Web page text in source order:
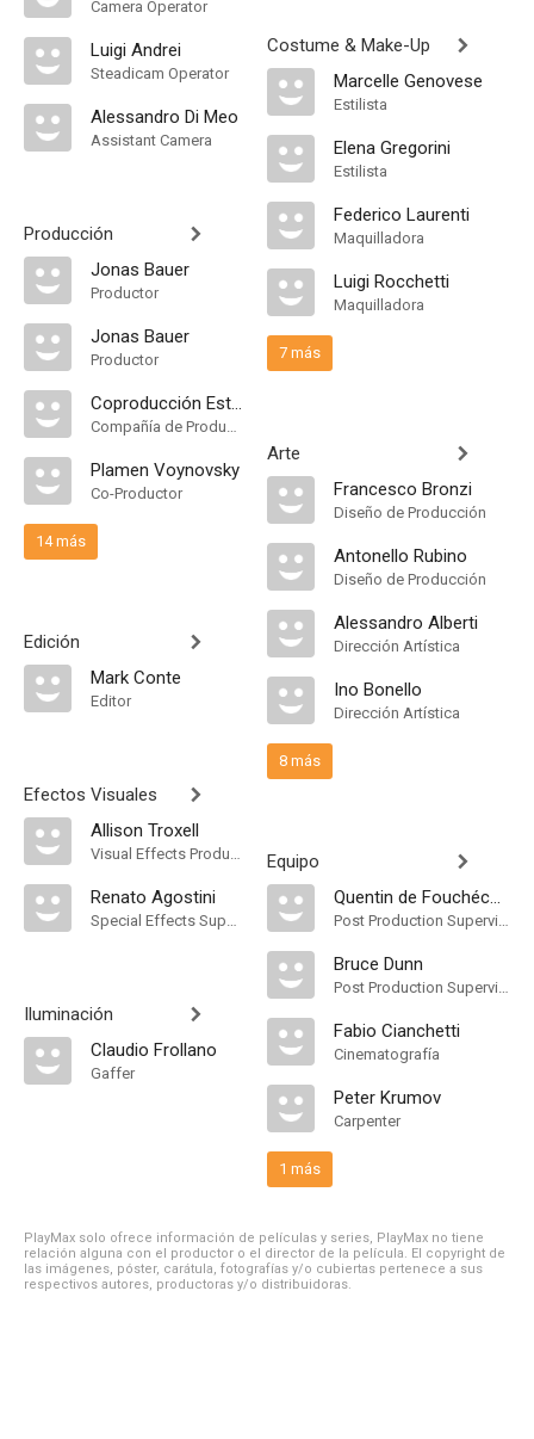
Camera Operator
Luigi Andrei
Steadicam Operator
Alessandro Di Meo
Assistant Camera
Producción
Jonas Bauer
Productor
Jonas Bauer
Productor
Coproducción Estados Unidos-Italia-Alemania-Países Bajos
Compañía de Produccion
Plamen Voynovsky
Co-Productor
14 más
Edición
Mark Conte
Editor
Efectos Visuales
Allison Troxell
Visual Effects Producer
Renato Agostini
Special Effects Supervisor
Iluminación
Claudio Frollano
Gaffer
Costume & Make-Up
Marcelle Genovese
Estilista
Elena Gregorini
Estilista
Federico Laurenti
Maquilladora
Luigi Rocchetti
Maquilladora
7 más
Arte
Francesco Bronzi
Diseño de Producción
Antonello Rubino
Diseño de Producción
Alessandro Alberti
Dirección Artística
Ino Bonello
Dirección Artística
8 más
Equipo
Quentin de Fouchécour
Post Production Supervisor
Bruce Dunn
Post Production Supervisor
Fabio Cianchetti
Cinematografía
Peter Krumov
Carpenter
1 más
PlayMax solo ofrece información de películas y series, PlayMax no tiene
relación alguna con el productor o el director de la película. El copyright de
las imágenes, póster, carátula, fotografías y/o cubiertas pertenece a sus
respectivos autores, productoras y/o distribuidoras.